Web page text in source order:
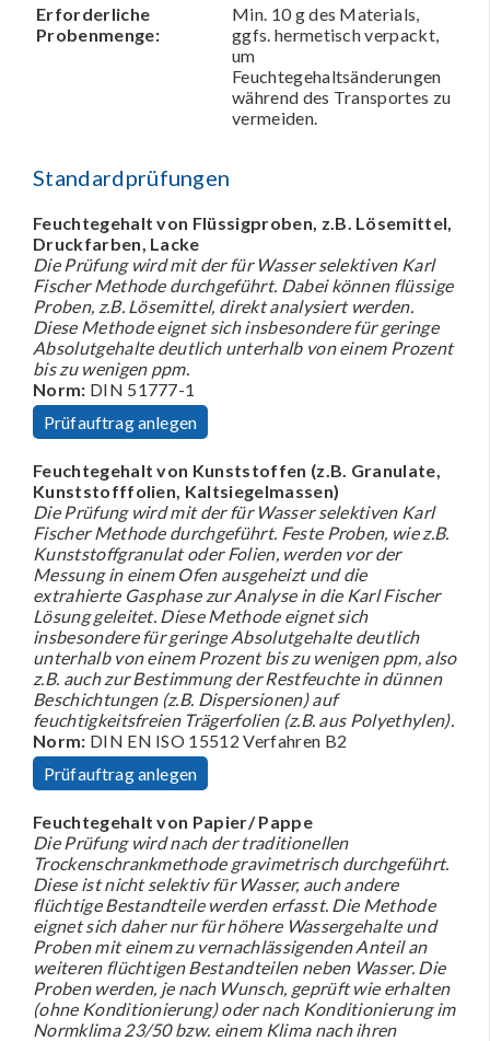
Erforderliche
Probenmenge:
Min. 10 g des Materials,
ggfs. hermetisch verpackt,
um
Feuchtegehaltsänderungen
während des Transportes zu
vermeiden.
Standardprüfungen
Feuchtegehalt von Flüssigproben, z.B. Lösemittel,
Druckfarben, Lacke
Die Prüfung wird mit der für Wasser selektiven Karl
Fischer Methode durchgeführt. Dabei können flüssige
Proben, z.B. Lösemittel, direkt analysiert werden.
Diese Methode eignet sich insbesondere für geringe
Absolutgehalte deutlich unterhalb von einem Prozent
bis zu wenigen ppm.
Norm: DIN 51777-1
Prüfauftrag anlegen
Feuchtegehalt von Kunststoffen (z.B. Granulate,
Kunststofffolien, Kaltsiegelmassen)
Die Prüfung wird mit der für Wasser selektiven Karl
Fischer Methode durchgeführt. Feste Proben, wie z.B.
Kunststoffgranulat oder Folien, werden vor der
Messung in einem Ofen ausgeheizt und die
extrahierte Gasphase zur Analyse in die Karl Fischer
Lösung geleitet. Diese Methode eignet sich
insbesondere für geringe Absolutgehalte deutlich
unterhalb von einem Prozent bis zu wenigen ppm, also
z.B. auch zur Bestimmung der Restfeuchte in dünnen
Beschichtungen (z.B. Dispersionen) auf
feuchtigkeitsfreien Trägerfolien (z.B. aus Polyethylen).
Norm: DIN EN ISO 15512 Verfahren B2
Prüfauftrag anlegen
Feuchtegehalt von Papier/ Pappe
Die Prüfung wird nach der traditionellen
Trockenschrankmethode gravimetrisch durchgeführt.
Diese ist nicht selektiv für Wasser, auch andere
flüchtige Bestandteile werden erfasst. Die Methode
eignet sich daher nur für höhere Wassergehalte und
Proben mit einem zu vernachlässigenden Anteil an
weiteren flüchtigen Bestandteilen neben Wasser. Die
Proben werden, je nach Wunsch, geprüft wie erhalten
(ohne Konditionierung) oder nach Konditionierung im
Normklima 23/50 bzw. einem Klima nach ihren